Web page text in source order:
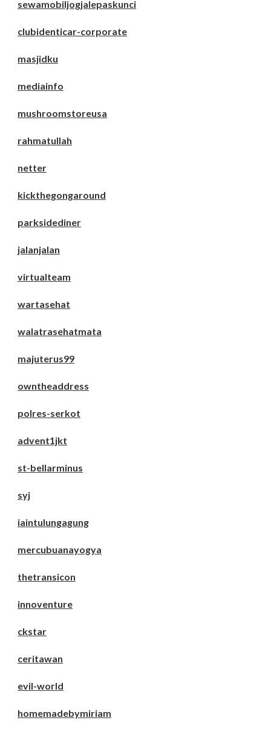
sewamobiljogjalepaskunci
clubidenticar-corporate
masjidku
mediainfo
mushroomstoreusa
rahmatullah
netter
kickthegongaround
parksidediner
jalanjalan
virtualteam
wartasehat
walatrasehatmata
majuterus99
owntheaddress
polres-serkot
advent1jkt
st-bellarminus
syj
iaintulungagung
mercubuanayogya
thetransicon
innoventure
ckstar
ceritawan
evil-world
homemadebymiriam